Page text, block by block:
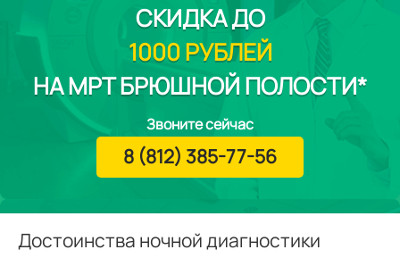
Достоинства ночной диагностики
СКИДКАДО
1000 РУБЛЕЙ
НА МРТ БРЮШНОЙ ПОЛОСТИ*
Звоните сейчас
8 (812) 385-77-56